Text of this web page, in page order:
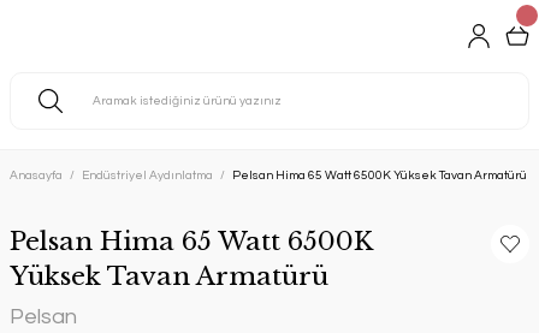
Anasayfa Endüstriyel Aydınlatma Pelsan Hima 65 Watt 6500K Yüksek Tavan Armatürü
Pelsan Hima 65 Watt 6500K
Yüksek Tavan Armatürü
Pelsan